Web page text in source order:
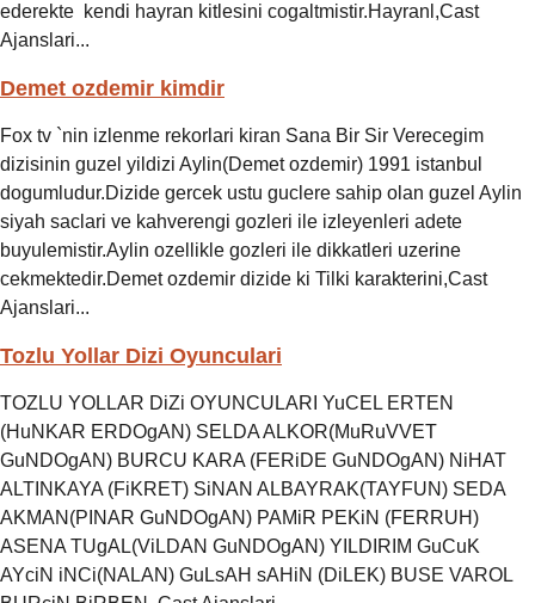
ederekte kendi hayran kitlesini cogaltmistir.Hayranl,Cast
Ajanslari...
Demet ozdemir kimdir
Fox tv `nin izlenme rekorlari kiran Sana Bir Sir Verecegim
dizisinin guzel yildizi Aylin(Demet ozdemir) 1991 istanbul
dogumludur.Dizide gercek ustu guclere sahip olan guzel Aylin
siyah saclari ve kahverengi gozleri ile izleyenleri adete
buyulemistir.Aylin ozellikle gozleri ile dikkatleri uzerine
cekmektedir.Demet ozdemir dizide ki Tilki karakterini,Cast
Ajanslari...
Tozlu Yollar Dizi Oyunculari
TOZLU YOLLAR DiZi OYUNCULARI YuCEL ERTEN
(HuNKAR ERDOgAN) SELDA ALKOR(MuRuVVET
GuNDOgAN) BURCU KARA (FERiDE GuNDOgAN) NiHAT
ALTINKAYA (FiKRET) SiNAN ALBAYRAK(TAYFUN) SEDA
AKMAN(PINAR GuNDOgAN) PAMiR PEKiN (FERRUH)
ASENA TUgAL(ViLDAN GuNDOgAN) YILDIRIM GuCuK
AYciN iNCi(NALAN) GuLsAH sAHiN (DiLEK) BUSE VAROL